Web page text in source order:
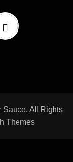
Sauce. All Rights
Themes